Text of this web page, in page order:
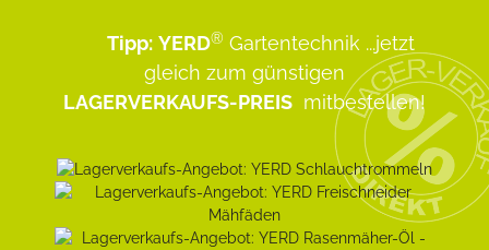
Tipp: YERD® Gartentechnik ...jetzt
gleich zum günstigen
LAGERVERKAUFS-PREIS mitbestellen!